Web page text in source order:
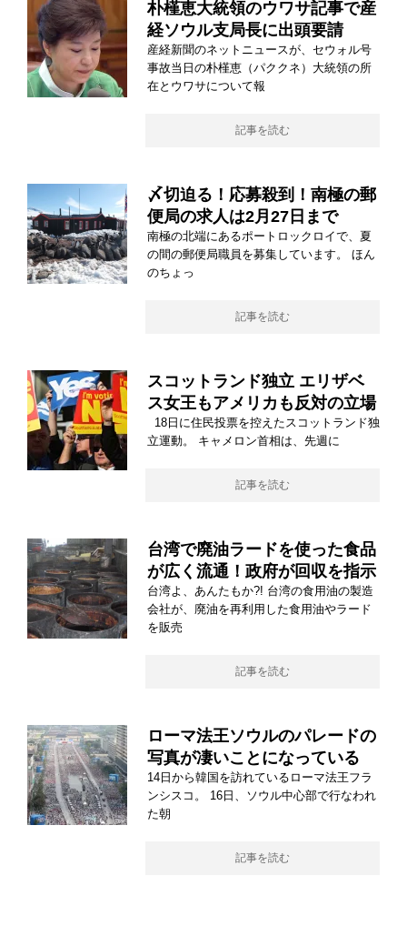
朴槿恵大統領のウワサ記事で産
経ソウル支局長に出頭要請
産経新聞のネットニュースが、セウォル号
事故当日の朴槿恵（パククネ）大統領の所
在とウワサについて報
記事を読む
〆切迫る！応募殺到！南極の郵
便局の求人は2月27日まで
南極の北端にあるポートロックロイで、夏
の間の郵便局職員を募集しています。 ほん
のちょっ
記事を読む
スコットランド独立 エリザベ
ス女王もアメリカも反対の立場
18日に住民投票を控えたスコットランド独
立運動。 キャメロン首相は、先週に
記事を読む
台湾で廃油ラードを使った食品
が広く流通！政府が回収を指示
台湾よ、あんたもか?! 台湾の食用油の製造
会社が、廃油を再利用した食用油やラード
を販売
記事を読む
ローマ法王ソウルのパレードの
写真が凄いことになっている
14日から韓国を訪れているローマ法王フラ
ンシスコ。 16日、ソウル中心部で行なわれ
た朝
記事を読む